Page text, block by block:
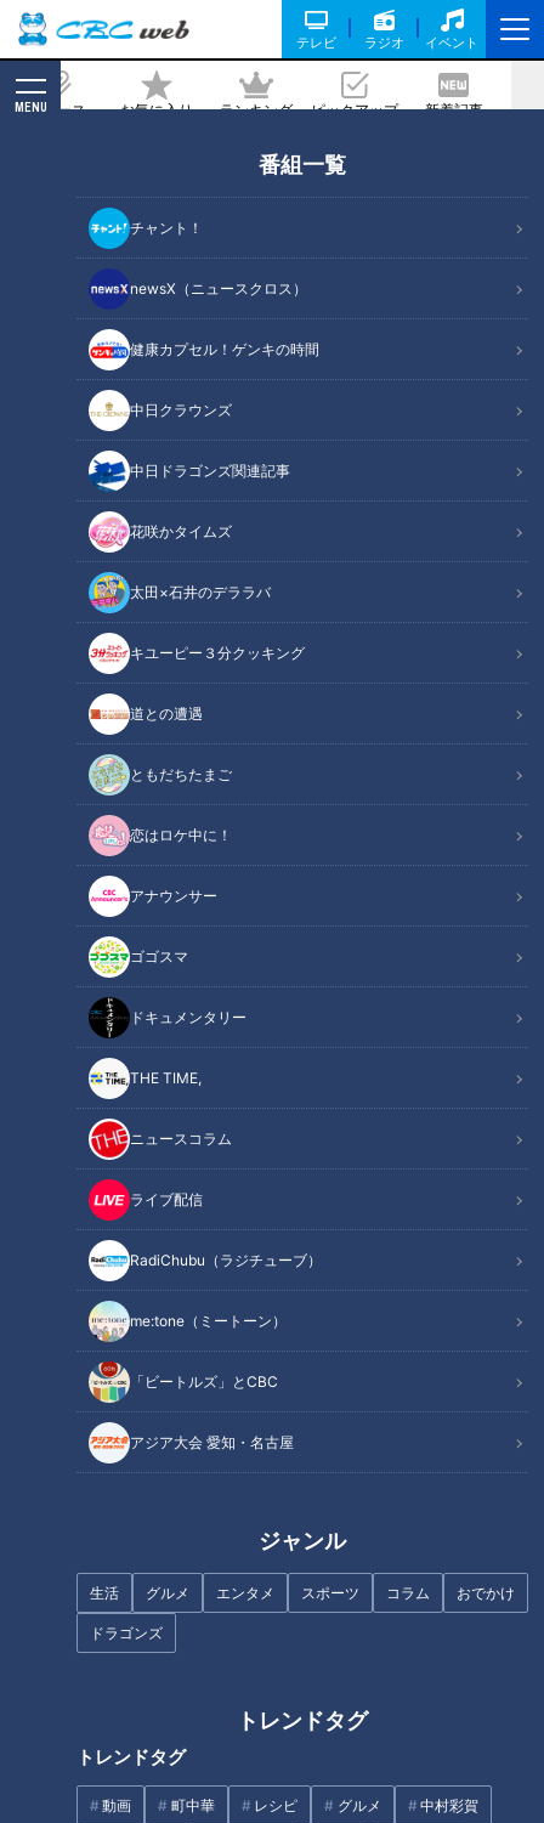
テレビ ラジオ イベント
ニュース お気に入り ランキング ピックアップ 新着記事
MENU
番組一覧
チャント！
newsX（ニュースクロス）
健康カプセル！ゲンキの時間
中日クラウンズ
中日ドラゴンズ関連記事
花咲かタイムズ
太田×石井のデララバ
キユーピー３分クッキング
道との遭遇
ともだちたまご
恋はロケ中に！
アナウンサー
ゴゴスマ
ドキュメンタリー
THE TIME,
ニュースコラム
ライブ配信
RadiChubu（ラジチューブ）
me:tone（ミートーン）
「ビートルズ」とCBC
アジア大会 愛知・名古屋
ジャンル
生活 グルメ エンタメ スポーツ コラム おでかけ
ドラゴンズ
トレンドタグ
トレンドタグ
動画 町中華 レシピ グルメ 中村彩賀
記事に戻る
2月の旬食材
この記事の画像
この記事を見たあなたへのおすすめ
「食中毒」おにぎり・お弁当作
りの注意点…旬の食材に“謎の食
中毒”も！今注目すべき食中毒の
原因や予防法
地産地消のサラダめし
「かきの柚子しぐれ煮・半熟卵
タグ